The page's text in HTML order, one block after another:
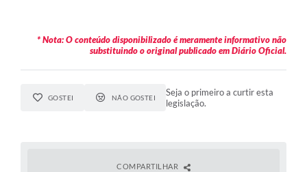
* Nota: O conteúdo disponibilizado é meramente informativo não
substituindo o original publicado em Diário Oficial.
GOSTEI NÃO GOSTEI
Seja o primeiro a curtir esta
legislação.
COMPARTILHAR